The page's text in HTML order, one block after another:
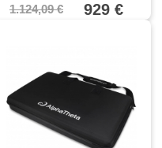
1.124,09 € 929 €